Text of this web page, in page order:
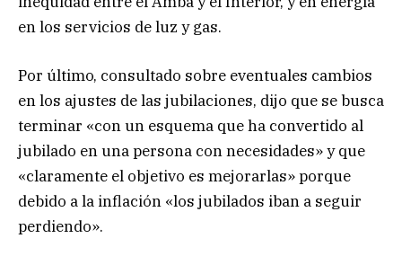
en los servicios de luz y gas.
Por último, consultado sobre eventuales cambios
en los ajustes de las jubilaciones, dijo que se busca
terminar «con un esquema que ha convertido al
jubilado en una persona con necesidades» y que
«claramente el objetivo es mejorarlas» porque
debido a la inflación «los jubilados iban a seguir
perdiendo».